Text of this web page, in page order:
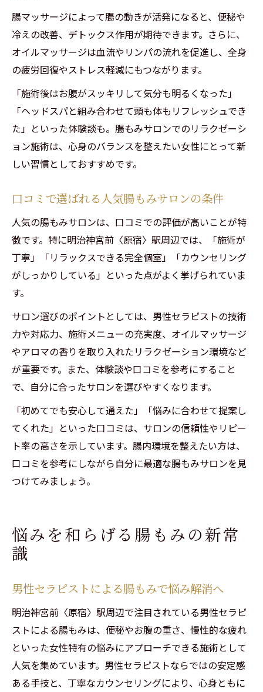
腸マッサージによって腸の動きが活発になると、便秘や
冷えの改善、デトックス作用が期待できます。さらに、
オイルマッサージは血流やリンパの流れを促進し、全身
の疲労回復やストレス軽減にもつながります。
「施術後はお腹がスッキリして気分も明るくなった」
「ヘッドスパと組み合わせて頭も体もリフレッシュでき
た」といった体験談も。腸もみサロンでのリラクゼーシ
ョン施術は、心身のバランスを整えたい女性にとって新
しい習慣としておすすめです。
口コミで選ばれる人気腸もみサロンの条件
人気の腸もみサロンは、口コミでの評価が高いことが特
徴です。特に明治神宮前〈原宿〉駅周辺では、「施術が
丁寧」「リラックスできる完全個室」「カウンセリング
がしっかりしている」といった点がよく挙げられていま
す。
サロン選びのポイントとしては、男性セラピストの技術
力や対応力、施術メニューの充実度、オイルマッサージ
やアロマの香りを取り入れたリラクゼーション環境など
が重要です。また、体験談や口コミを参考にすること
で、自分に合ったサロンを選びやすくなります。
「初めてでも安心して通えた」「悩みに合わせて提案し
てくれた」といった口コミは、サロンの信頼性やリピー
ト率の高さを示しています。腸内環境を整えたい方は、
口コミを参考にしながら自分に最適な腸もみサロンを見
つけてみましょう。
悩みを和らげる腸もみの新常
識
男性セラピストによる腸もみで悩み解消へ
明治神宮前〈原宿〉駅周辺で注目されている男性セラピ
ストによる腸もみは、便秘やお腹の重さ、慢性的な疲れ
といった女性特有の悩みにアプローチできる施術として
人気を集めています。男性セラピストならではの安定感
ある手技と、丁寧なカウンセリングにより、心身ともに